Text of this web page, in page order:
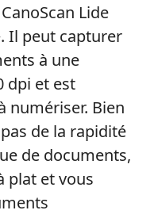
Lide
Il peut capturer
à une
dpi et est
numériser. Bien
de la rapidité
de documents,
plat et vous